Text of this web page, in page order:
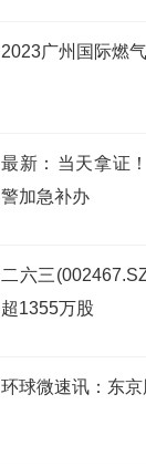
2023广州国际燃
最新： 当天拿证
警加急补办
二六三
超1355万股
环球微速讯：东